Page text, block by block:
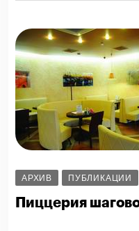
АРХИВ ПУБЛИКАЦИИ
Пиццерия